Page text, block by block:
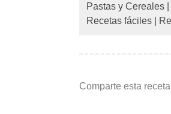
Pastas y Cereales
Recetas fáciles
Comparte esta receta